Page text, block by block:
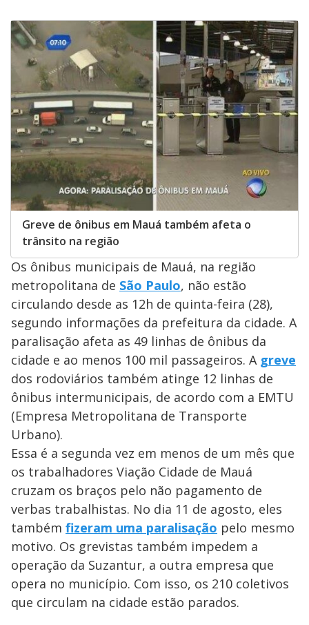
Greve de ônibus em Mauá também afeta o
trânsito na região
Os ônibus municipais de Mauá, na região
metropolitana de São Paulo, não estão
circulando desde as 12h de quinta-feira (28),
segundo informações da prefeitura da cidade. A
paralisação afeta as 49 linhas de ônibus da
cidade e ao menos 100 mil passageiros. A greve
dos rodoviários também atinge 12 linhas de
ônibus intermunicipais, de acordo com a EMTU
(Empresa Metropolitana de Transporte
Urbano).
Essa é a segunda vez em menos de um mês que
os trabalhadores Viação Cidade de Mauá
cruzam os braços pelo não pagamento de
verbas trabalhistas. No dia 11 de agosto, eles
também fizeram uma paralisação pelo mesmo
motivo. Os grevistas também impedem a
operação da Suzantur, a outra empresa que
opera no município. Com isso, os 210 coletivos
que circulam na cidade estão parados.